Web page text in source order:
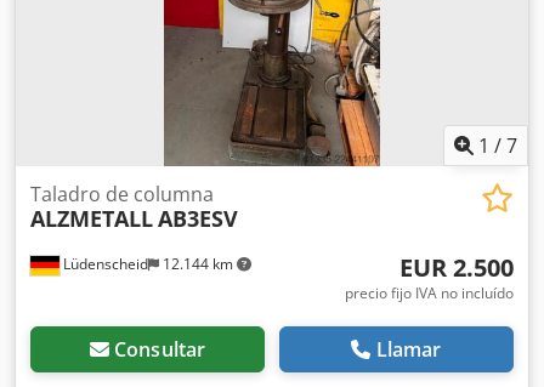
1 /7
Lüdenscheid 12.144 km
Taladro de columna
ALZMETALLAB3ESV
EUR 2.500
precio fijo IVA no incluído
Consultar Llamar